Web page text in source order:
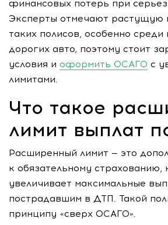
финансовых потерь при
Эксперты отмечают растущую
таких полисов, особенно среди
дорогих авто, поэтому стоит
условия и оформить ОСАГО с
лимитами.
Что такое
лимит выплат
Расширенный лимит — это
к обязательному страхованию,
увеличивает максимальные
пострадавшим в ДТП. Такой
принципу «сверх ОСАГО».